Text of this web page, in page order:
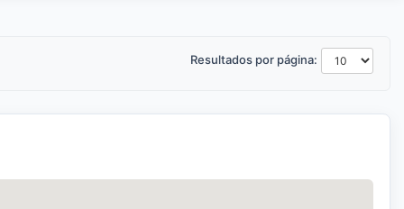
Resultados por página: